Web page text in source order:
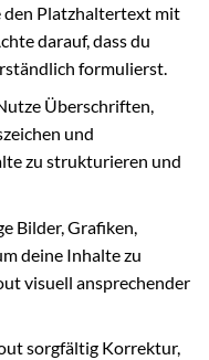
den Platzhaltertext mit
darauf, dass du
formulierst.
Überschriften,
und
zu strukturieren und
Bilder, Grafiken,
deine Inhalte zu
visuell ansprechender
sorgfältig Korrektur,